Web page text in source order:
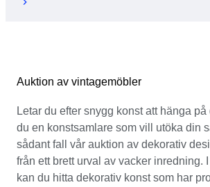
Auktion av vintagemöbler
Letar du efter snygg konst att hänga
du en konstsamlare som vill utöka din
sådant fall vår auktion av dekorativ
från ett brett urval av vacker inredning.
kan du hitta dekorativ konst som har